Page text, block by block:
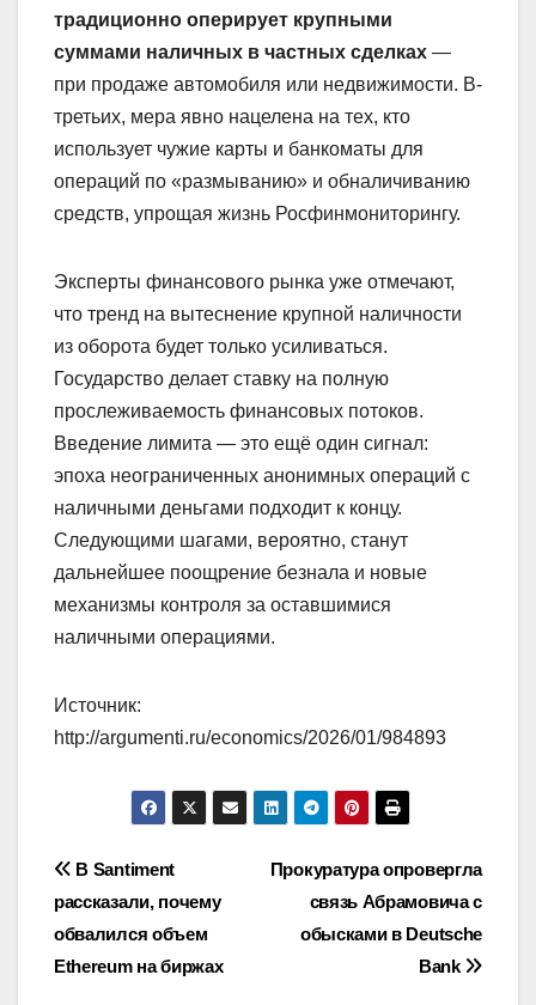
традиционно оперирует крупными
суммами наличных в частных сделках —
при продаже автомобиля или недвижимости. В-
третьих, мера явно нацелена на тех, кто
использует чужие карты и банкоматы для
операций по «размыванию» и обналичиванию
средств, упрощая жизнь Росфинмониторингу.
Эксперты финансового рынка уже отмечают,
что тренд на вытеснение крупной наличности
из оборота будет только усиливаться.
Государство делает ставку на полную
прослеживаемость финансовых потоков.
Введение лимита — это ещё один сигнал:
эпоха неограниченных анонимных операций с
наличными деньгами подходит к концу.
Следующими шагами, вероятно, станут
дальнейшее поощрение безнала и новые
механизмы контроля за оставшимися
наличными операциями.
Источник:
http://argumenti.ru/economics/2026/01/984893
Навигация
по
записям
Прокуратура опровергла
связь Абрамовича с
обысками в Deutsche
Bank
В Santiment
рассказали, почему
обвалился объем
Ethereum на биржах